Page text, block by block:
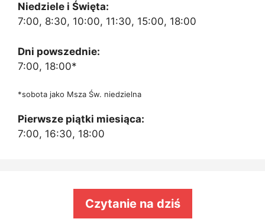
Niedziele i Święta:
7:00, 8:30, 10:00, 11:30, 15:00, 18:00
Dni powszednie:
7:00, 18:00*
*sobota jako Msza Św. niedzielna
Pierwsze piątki miesiąca:
7:00, 16:30, 18:00
Czytanie na dziś